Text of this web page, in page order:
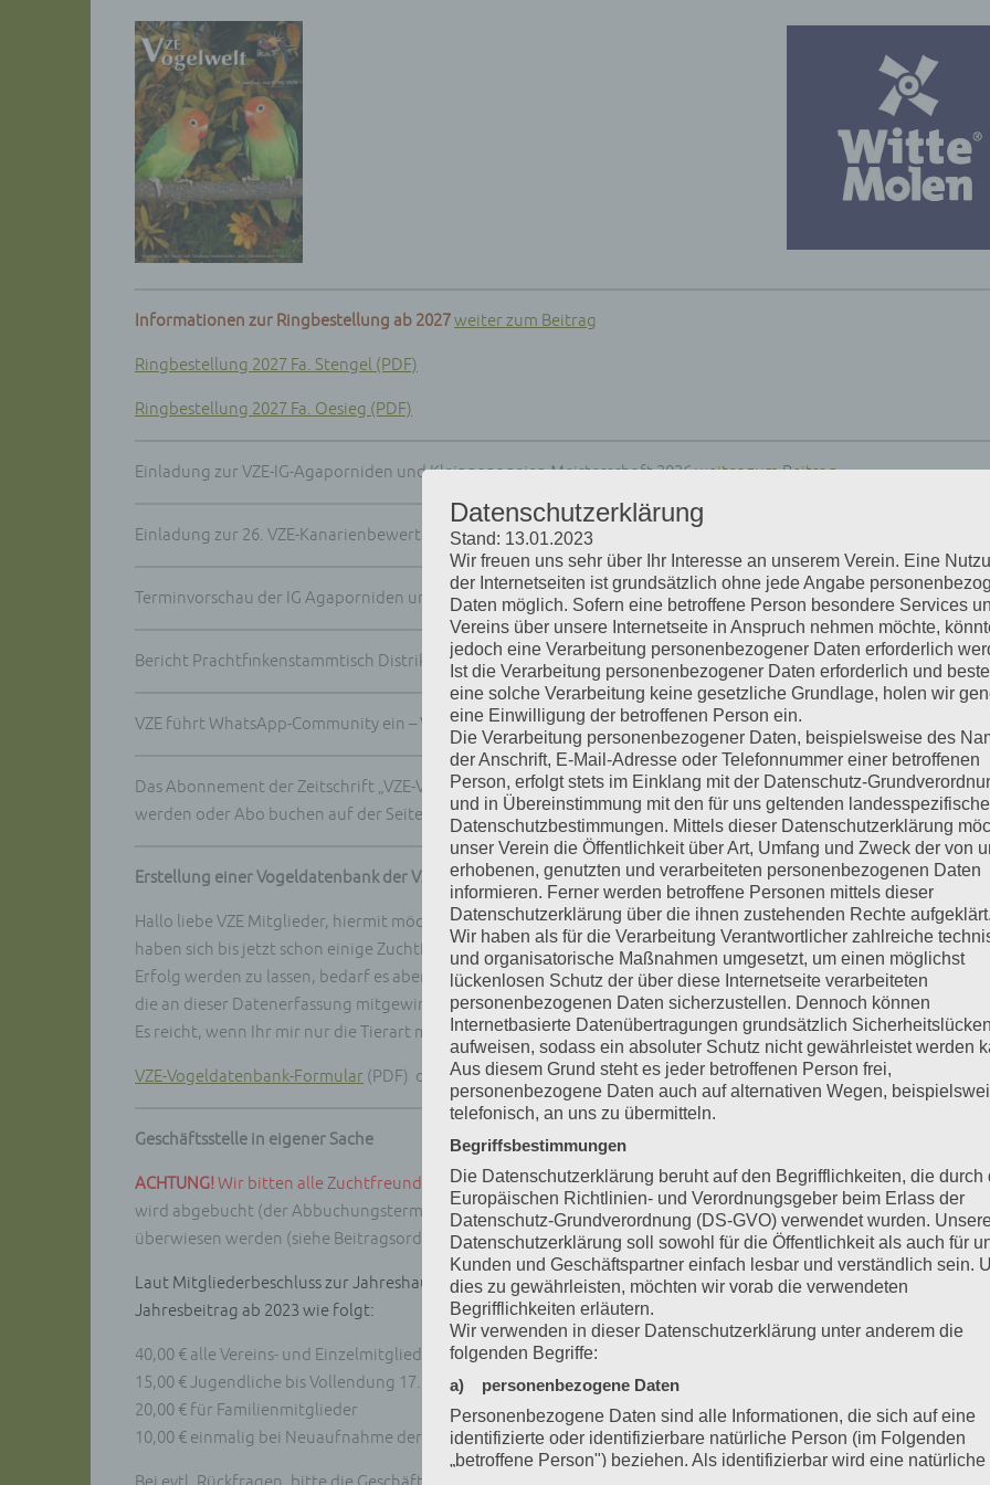
Informationen zur Ringbestellung ab 2027weiter zum Beitrag
Ringbestellung 2027 Fa. Stengel (PDF)
Ringbestellung 2027 Fa. Oesieg (PDF)
Einladung zur VZE-IG-Agaporniden und Kleinpapageien Meisterschaft 2026weiter zum Beitrag
Einladung zur 26. VZE-Kanarienbewertung 2026weiter zum Beitrag
Terminvorschau der IG Agaporniden und Kleinpapageien 2026weiter zum Beitrag
Bericht Prachtfinkenstammtisch Distrikt Mitte 12.04.2026weiter zum Beitrag
VZE führt WhatsApp-Community ein – Vernetzung leicht gemacht!weiter zum Beitrag
Das Abonnement der Zeitschrift „VZE-Vogelwelt“ für Nicht-Mitglieder der VZE ist jetzt möglich. Für Mitglieder ist
werden oder Abo buchen auf der Seite
Formulare .
Erstellung einer Vogeldatenbank der VZE
Hallo liebe VZE Mitglieder, hiermit möchte ich mich noch einmal an Euch wenden, um an unsererAktion der
haben sich bis jetzt schon einige Zuchtfreundinnen und Zuchtfreunde bei mir gemeldet und darüber habe ich
Erfolg werden zu lassen, bedarf es aber noch mehr Mithilfe von Eurer Seite aus. Also traut Euch und meldet Euch
die an dieser Datenerfassung mitgewirkt haben, bekommen zum Abschluss der hoffentlich nur vorläufig ist, von
Es reicht, wenn Ihr mir nur die Tierart meldet, die Anzahl ist nicht erforderlich. Danke für euer Mitarbeit! Es grüßt
VZE-Vogeldatenbank-Formular (PDF) oderonline Formular ausfüllen
Geschäftsstelle in eigener Sache
ACHTUNG!Wir bitten alle Zuchtfreunde, die dem SEPA-Lastschriftverfahren zugestimmt haben, den Jahresbetrag
wird abgebucht (der Abbuchungstermin kann noch nicht genau benannt werden). Für alle anderen Zuchtfreunde
überwiesen werden (siehe Beitragsordnung – Jahrbuch Teil I von 2012 § 3 S. 18 – 19)
Laut Mitgliederbeschluss zur Jahreshauptversammlung am 09.07.2022 ändert sich der
Jahresbeitrag ab 2023 wie folgt:
40,00 € alle Vereins- und Einzelmitglieder (der Betrag beinhaltet die Zeitschrift u. die Versandkosten)
15,00 € Jugendliche bis Vollendung 17. Lebensjahr
20,00 € für Familienmitglieder
10,00 € einmalig bei Neuaufnahme der Zuchtfreunde in den Verband der VZE
Datenschutzerklärung
Stand: 13.01.2023
Wir freuen uns sehr über Ihr Interesse an unserem Verein. Eine
der Internetseiten ist grundsätzlich ohne jede Angabe
Daten möglich. Sofern eine betroffene Person besondere Services
Vereins über unsere Internetseite in Anspruch nehmen möchte,
jedoch eine Verarbeitung personenbezogener Daten erforderlich
Ist die Verarbeitung personenbezogener Daten erforderlich und
eine solche Verarbeitung keine gesetzliche Grundlage, holen wir
eine Einwilligung der betroffenen Person ein.
Die Verarbeitung personenbezogener Daten, beispielsweise des
der Anschrift, E-Mail-Adresse oder Telefonnummer einer betroffenen
Person, erfolgt stets im Einklang mit der Datenschutz-
und in Übereinstimmung mit den für uns geltenden
Datenschutzbestimmungen. Mittels dieser Datenschutzerklärung
unser Verein die Öffentlichkeit über Art, Umfang und Zweck der von
erhobenen, genutzten und verarbeiteten personenbezogenen Daten
informieren. Ferner werden betroffene Personen mittels dieser
Datenschutzerklärung über die ihnen zustehenden Rechte aufgeklärt.
Wir haben als für die Verarbeitung Verantwortlicher zahlreiche
und organisatorische Maßnahmen umgesetzt, um einen möglichst
lückenlosen Schutz der über diese Internetseite verarbeiteten
personenbezogenen Daten sicherzustellen. Dennoch können
Internetbasierte Datenübertragungen grundsätzlich Sicherheitslücken
aufweisen, sodass ein absoluter Schutz nicht gewährleistet werden
Aus diesem Grund steht es jeder betroffenen Person frei,
personenbezogene Daten auch auf alternativen Wegen,
telefonisch, an uns zu übermitteln.
Begriffsbestimmungen
Die Datenschutzerklärung beruht auf den Begrifflichkeiten, die durch
Europäischen Richtlinien- und Verordnungsgeber beim Erlass der
Datenschutz-Grundverordnung (DS-GVO) verwendet wurden.
Datenschutzerklärung soll sowohl für die Öffentlichkeit als auch für
Kunden und Geschäftspartner einfach lesbar und verständlich sein.
dies zu gewährleisten, möchten wir vorab die verwendeten
Begrifflichkeiten erläutern.
Wir verwenden in dieser Datenschutzerklärung unter anderem die
folgenden Begriffe:
a) personenbezogene Daten
Personenbezogene Daten sind alle Informationen, die sich auf eine
identifizierte oder identifizierbare natürliche Person (im Folgenden
„betroffene Person") beziehen. Als identifizierbar wird eine natürliche